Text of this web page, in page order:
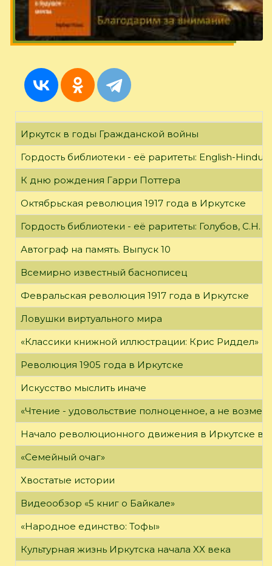
Иркутск в годы Гражданской войны
Гордость библиотеки - её раритеты: English-
К дню рождения Гарри Поттера
Октябрьская революция 1917 года в Иркутске
Гордость библиотеки - её раритеты: Голубов, С.Н.
Автограф на память. Выпуск 10
Всемирно известный баснописец
Февральская революция 1917 года в Иркутске
Ловушки виртуального мира
«Классики книжной иллюстрации: Крис Риддел»
Революция 1905 года в Иркутске
Искусство мыслить иначе
«Чтение - удовольствие полноценное, а не
Начало революционного движения в Иркутске в
«Семейный очаг»
Хвостатые истории
Видеообзор «5 книг о Байкале»
«Народное единство: Тофы»
Культурная жизнь Иркутска начала XX века